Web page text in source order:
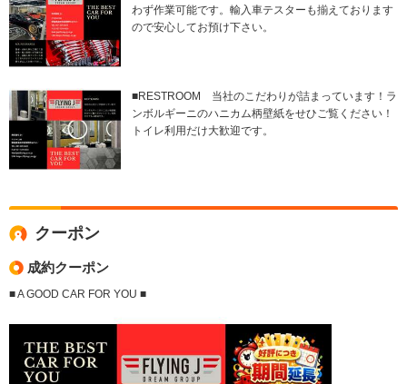
わず作業可能です。輸入車テスターも揃えております
ので安心してお預け下さい。
■RESTROOM 当社のこだわりが詰まっています！ラ
ンボルギーニのハニカム柄壁紙をせひご覧ください！
トイレ利用だけ大歓迎です。
クーポン
成約クーポン
■ A GOOD CAR FOR YOU ■